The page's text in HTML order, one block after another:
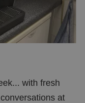
with fresh
at